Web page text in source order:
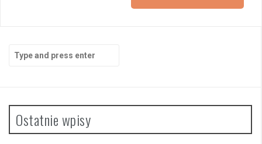
Search
for:
Ostatnie wpisy